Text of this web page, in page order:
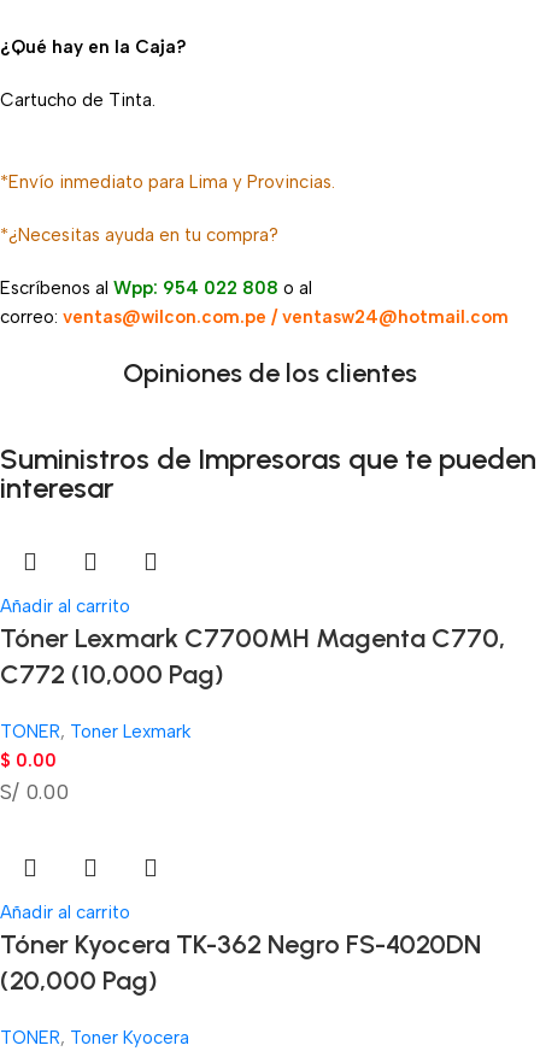
¿Qué hay en la Caja?
Cartucho de Tinta.
*Envío inmediato para Lima y Provincias.
*¿Necesitas ayuda en tu compra?
Escríbenos al Wpp: 954 022 808 o al
correo: ventas@wilcon.com.pe / ventasw24@hotmail.com
Opiniones de los clientes
Suministros de Impresoras que te pueden
interesar
Añadir al carrito
Tóner Lexmark C7700MH Magenta C770,
C772 (10,000 Pag)
TONER, Toner Lexmark
$ 0.00
S/ 0.00
Añadir al carrito
Tóner Kyocera TK-362 Negro FS-4020DN
(20,000 Pag)
TONER, Toner Kyocera